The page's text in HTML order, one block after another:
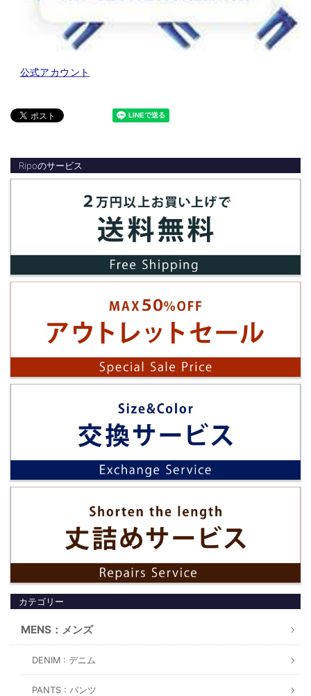
公式アカウント
Ripoのサービス
カテゴリー
MENS：メンズ
DENIM : デニム
PANTS : パンツ